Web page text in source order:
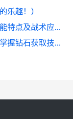
乐趣！）
乱世王者攻略（全面剖析马超技能特点及战术应用，助你在乱世中稳定胜利！）
《神无月》钻石获取攻略（轻松掌握钻石获取技巧，提升游戏实力）